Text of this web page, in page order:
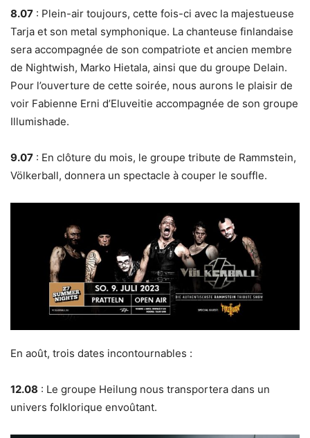
8.07 : Plein-air toujours, cette fois-ci avec la majestueuse
Tarja et son metal symphonique. La chanteuse finlandaise
sera accompagnée de son compatriote et ancien membre
de Nightwish, Marko Hietala, ainsi que du groupe Delain.
Pour l’ouverture de cette soirée, nous aurons le plaisir de
voir Fabienne Erni d’Eluveitie accompagnée de son groupe
Illumishade.
9.07 : En clôture du mois, le groupe tribute de Rammstein,
Völkerball, donnera un spectacle à couper le souffle.
En août, trois dates incontournables :
12.08 : Le groupe Heilung nous transportera dans un
univers folklorique envoûtant.